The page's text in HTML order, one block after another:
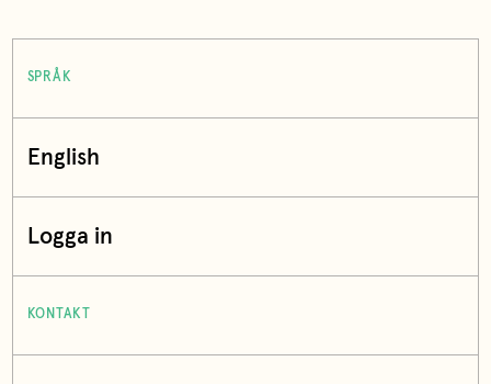
SPRÅK
English
Logga in
KONTAKT